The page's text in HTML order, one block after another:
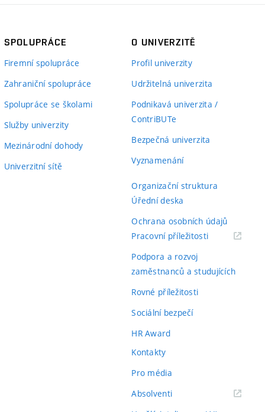
SPOLUPRÁCE
Firemní spolupráce
Zahraniční spolupráce
Spolupráce se školami
Služby univerzity
Mezinárodní dohody
Univerzitní sítě
O UNIVERZITĚ
Profil univerzity
Udržitelná univerzita
Podnikavá univerzita /
ContriBUTe
Bezpečná univerzita
Vyznamenání
Organizační struktura
Úřední deska
Ochrana osobních údajů
Pracovní příležitosti(externí
Podpora a rozvoj
zaměstnanců a studujících
Rovné příležitosti
Sociální bezpečí
HR Award
Kontakty
Pro média
Absolventi(externí